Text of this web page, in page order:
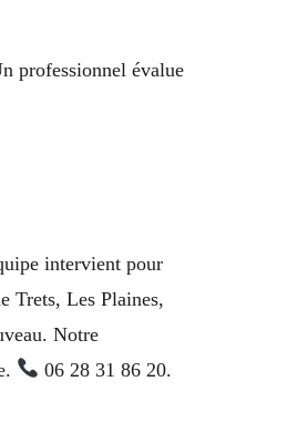
professionnel évalue
intervient pour
Trets, Les Plaines,
Notre
06 28 31 86 20.